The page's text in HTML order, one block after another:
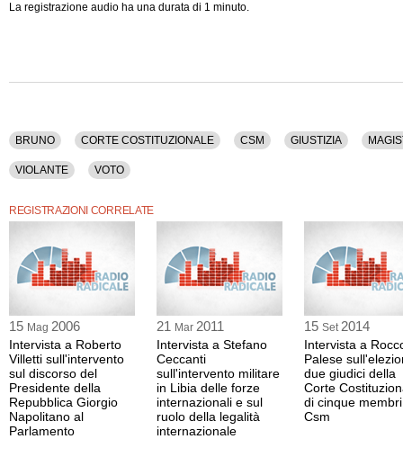
La registrazione audio ha una durata di 1 minuto.
BRUNO CORTE COSTITUZIONALE CSM GIUSTIZIA
VIOLANTE VOTO
REGISTRAZIONI CORRELATE
15 Mag 2006
Intervista a Roberto
Villetti sull'intervento
sul discorso del
Presidente della
Repubblica Giorgio
Napolitano al
Parlamento
21 Mar 2011
Intervista a Stefano
Ceccanti
sull'intervento militare
in Libia delle forze
internazionali e sul
ruolo della legalità
internazionale
15 Set 2014
Intervista a
Palese
due giudici della
Corte
di cinque
Csm